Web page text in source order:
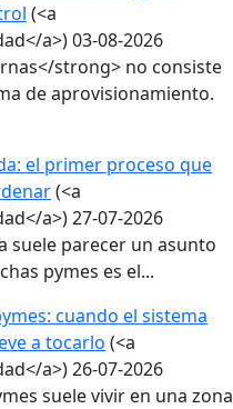
(<a
a>)03-08-2026
strong> no consiste
de aprovisionamiento.
el primer proceso que
(<a
a>)27-07-2026
suele parecer un asunto
pymes es el...
cuando el sistema
a tocarlo (<a
a>)26-07-2026
suele vivir en una zona